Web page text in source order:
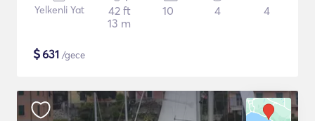
Yelkenli Yat
42 ft
13 m
10 4 4
$631 /gece